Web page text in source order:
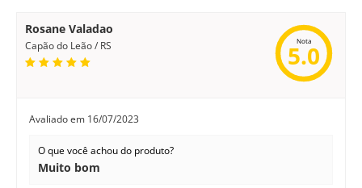
Rosane Valadao
Capão do Leão / RS Nota
5.0
Avaliado em 16/07/2023
O que você achou do produto?
Muito bom